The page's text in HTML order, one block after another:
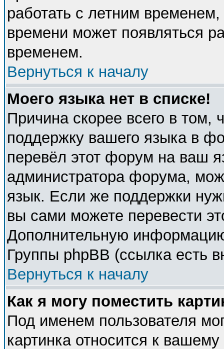
работать с летним временем,
времени может появляться
временем.
Вернуться к началу
Моего языка нет в списке!
Причина скорее всего в том,
поддержку вашего языка в
перевёл этот форум на ваш
администратора форума,
язык. Если же поддержки
вы сами можете перевести
Дополнительную
Группы phpBB (ссылка есть
Вернуться к началу
Как я могу поместить
Под именем пользователя
картинка относится к